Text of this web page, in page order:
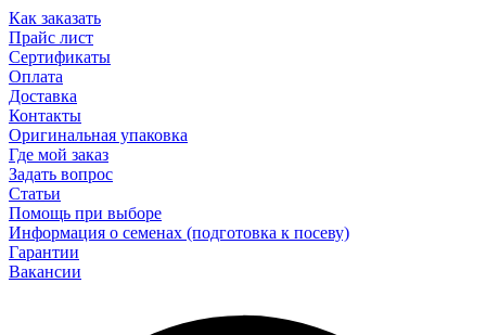
Как заказать
Прайс лист
Сертификаты
Оплата
Доставка
Контакты
Оригинальная упаковка
Где мой заказ
Задать вопрос
Статьи
Помощь при выборе
Информация о семенах (подготовка к посеву)
Гарантии
Вакансии